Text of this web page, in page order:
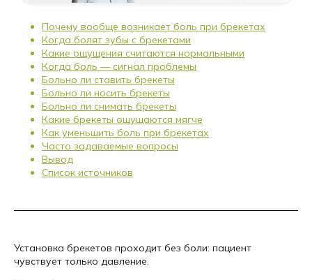
Почему вообще возникает боль при брекетах
Когда болят зубы с брекетами
Какие ощущения считаются нормальными
Когда боль — сигнал проблемы
Больно ли ставить брекеты
Больно ли носить брекеты
Больно ли снимать брекеты
Какие брекеты ощущаются мягче
Как уменьшить боль при брекетах
Часто задаваемые вопросы
Вывод
Список источников
Установка брекетов проходит без боли: пациент
чувствует только давление.